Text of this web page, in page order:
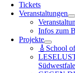
Tickets
Veranstaltungen
Infos zum
Projekte
🎸School